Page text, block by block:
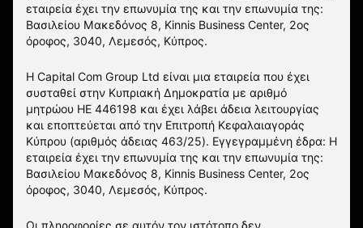
εταιρεία έχει την επωνυμία της και την επωνυμία της:
Βασιλείου Μακεδόνος 8, Kinnis Business Center, 2ος
όροφος, 3040, Λεμεσός, Κύπρος.
Η Capital Com Group Ltd είναι μια εταιρεία που έχει
συσταθεί στην Κυπριακή Δημοκρατία με αριθμό
μητρώου ΗΕ 446198 και έχει λάβει άδεια λειτουργίας
και εποπτεύεται από την Επιτροπή Κεφαλαιαγοράς
Κύπρου (αριθμός άδειας 463/25). Εγγεγραμμένη έδρα: Η
εταιρεία έχει την επωνυμία της και την επωνυμία της:
Βασιλείου Μακεδόνος 8, Kinnis Business Center, 2ος
όροφος, 3040, Λεμεσός, Κύπρος.
Οι πληροφορίες σε αυτόν τον ιστότοπο δεν